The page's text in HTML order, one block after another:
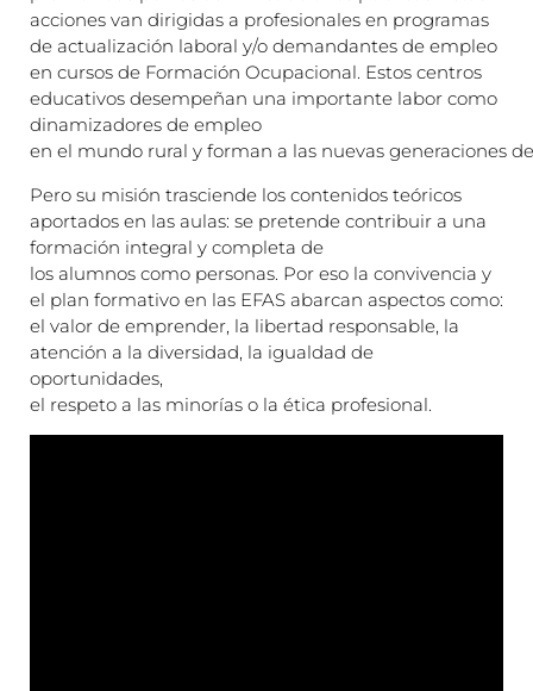
acciones van dirigidas a profesionales en programas
de actualización laboral y/o demandantes de empleo
en cursos de Formación Ocupacional. Estos centros
educativos desempeñan una importante labor como
dinamizadores de empleo
en el mundo rural y forman a las nuevas generaciones
Pero su misión trasciende los contenidos teóricos
aportados en las aulas: se pretende contribuir a una
formación integral y completa de
los alumnos como personas. Por eso la convivencia y
el plan formativo en las EFAS abarcan aspectos como:
el valor de emprender, la libertad responsable, la
atención a la diversidad, la igualdad de
oportunidades,
el respeto a las minorías o la ética profesional.